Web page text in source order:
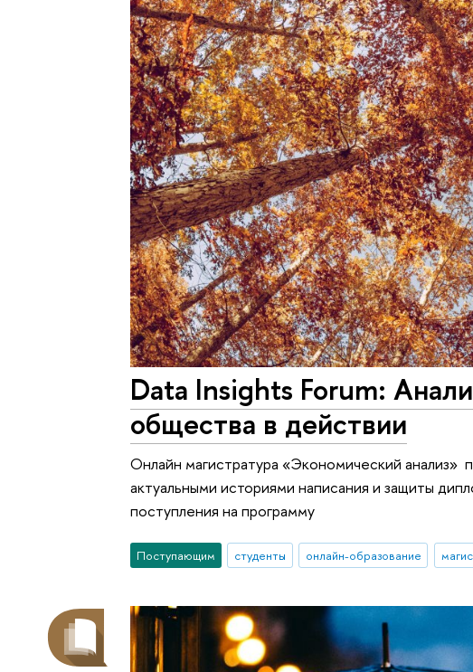
Data Insights Forum:
общества в действии
Онлайн магистратура «Экономический анализ»
актуальными историями написания и защиты
поступления на программу
Поступающим студенты онлайн-образование